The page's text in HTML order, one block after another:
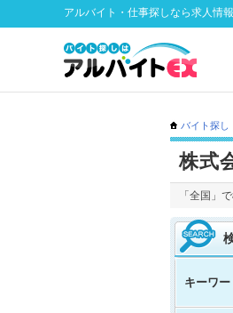
アルバイト・仕事探しなら求人情
バイト探し
株式
「全国」
キーワー